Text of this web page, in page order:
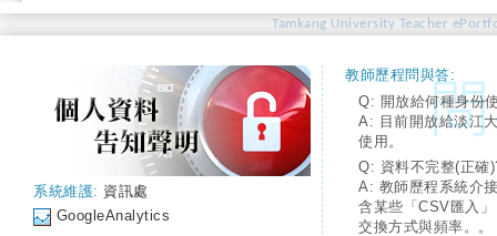
Tamkang University Teacher
系統維護: 資訊處
GoogleAnalytics
教師歷程問與答:
Q: 開放給何種身份
A: 目前開放給淡江
使用。
Q: 資料不完整(正確
A: 教師歷程系統介
含某些「CSV匯入
交換方式與頻率。。